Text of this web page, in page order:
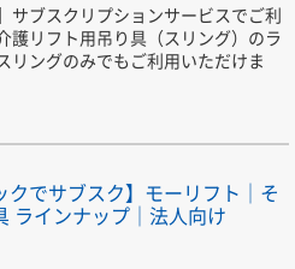
サブスクリプションサービスでご利
護リフト用吊り具（スリング）のラ
リングのみでもご利用いただけま
クでサブスク】モーリフト｜そ
ラインナップ｜法人向け